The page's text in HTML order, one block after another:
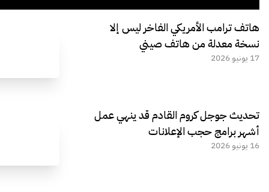
هاتف ترامب الأمريكي الفاخر ليس إلا
نسخة معدلة من هاتف صيني
17 يونيو 2026
تحديث جوجل كروم القادم قد ينهي عمل
أشهر برامج حجب الإعلانات
16 يونيو 2026